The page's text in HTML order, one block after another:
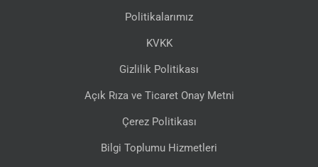
Politikalarımız
KVKK
Gizlilik Politikası
Açık Rıza ve Ticaret Onay Metni
Çerez Politikası
Bilgi Toplumu Hizmetleri